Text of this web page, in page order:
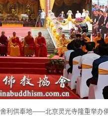
利供奉地——北京灵光寺隆重举办